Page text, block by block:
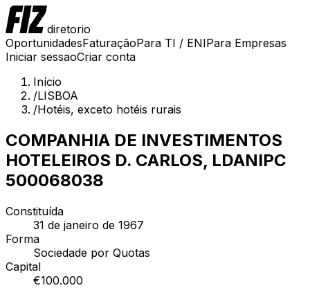
diretorio
OportunidadesFaturaçãoPara TI / ENIPara Empresas
Iniciar sessaoCriar conta
Início
/LISBOA
/Hotéis, exceto hotéis rurais
COMPANHIA DE INVESTIMENTOS
HOTELEIROS D. CARLOS, LDANIPC
500068038
Constituída
31 de janeiro de 1967
Forma
Sociedade por Quotas
Capital
€100.000